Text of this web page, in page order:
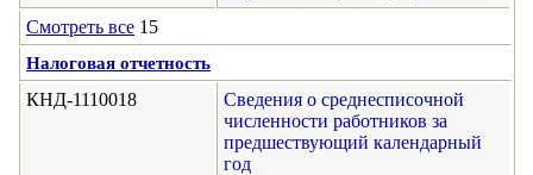
Смотреть все 15
Налоговая отчетность
КНД-1110018
Сведения о среднесписочной
численности работников за
предшествующий календарный
год